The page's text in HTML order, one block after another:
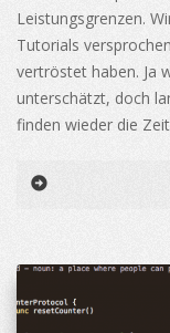
Leistungsgrenzen.
Tutorials
vertröstet haben. Ja
unterschätzt, doch
finden wieder die